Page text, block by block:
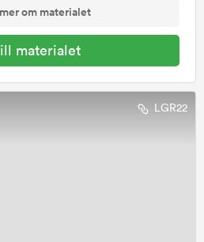
om materialet
materialet
LGR22